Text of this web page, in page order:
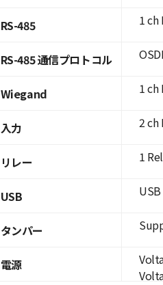
RS-485
RS-485 通信プロトコル
Wiegand
入力
リレー
USB
タンパー
電源
1 ch
1
2 ch
1